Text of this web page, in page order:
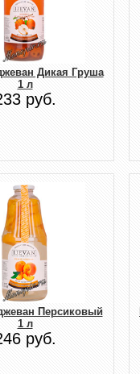
Дикая Груша
1 л
руб.
Персиковый
1 л
руб.